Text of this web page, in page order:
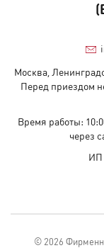
Москва,
Перед приездом
Время работы:
через
ИП
© 2026